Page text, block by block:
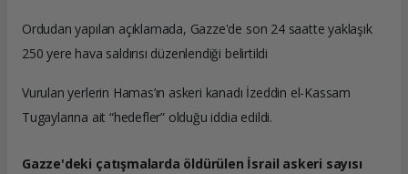
Ordudan yapılan açıklamada, Gazze'de son 24 saatte yaklaşık
250 yere hava saldırısı düzenlendiği belirtildi
Vurulan yerlerin Hamas’ın askeri kanadı İzeddin el-Kassam
Tugaylarına ait “hedefler” olduğu iddia edildi.
Gazze'deki çatışmalarda öldürülen İsrail askeri sayısı